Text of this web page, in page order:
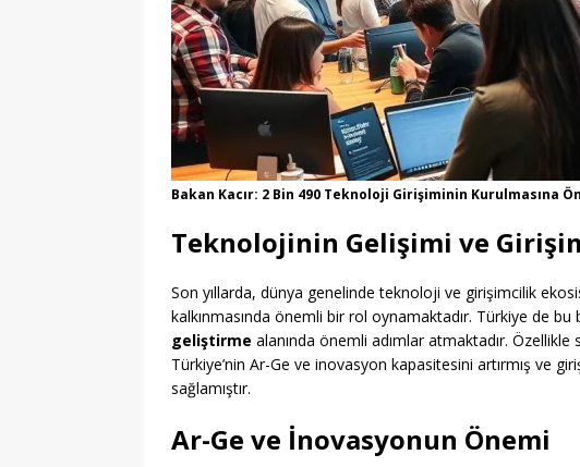
Bakan Kacır: 2 Bin 490 Teknoloji Girişiminin Kurulmasına
Teknolojinin Gelişimi ve
Son yıllarda, dünya genelinde teknoloji ve girişimcilik
kalkınmasında önemli bir rol oynamaktadır. Türkiye de bu
geliştirme alanında önemli adımlar atmaktadır. Özellikle
Türkiye’nin Ar-Ge ve inovasyon kapasitesini artırmış ve
sağlamıştır.
Ar-Ge ve İnovasyonun Önemi